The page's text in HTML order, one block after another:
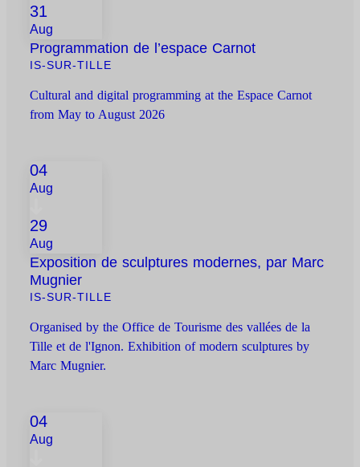
31
Aug
Programmation de l’espace Carnot
IS-SUR-TILLE
Cultural and digital programming at the Espace Carnot
from May to August 2026
04
Aug
29
Aug
Exposition de sculptures modernes, par Marc
Mugnier
IS-SUR-TILLE
Organised by the Office de Tourisme des vallées de la
Tille et de l'Ignon. Exhibition of modern sculptures by
Marc Mugnier.
04
Aug